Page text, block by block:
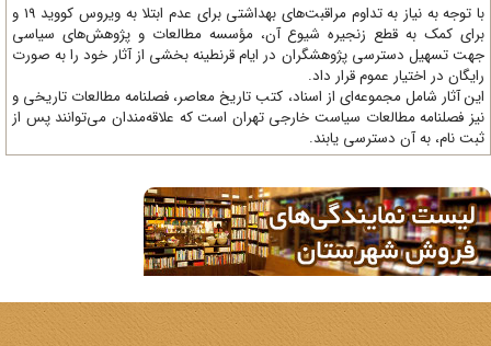
با توجه به نیاز به تداوم مراقبت‌های بهداشتی برای عدم ابتلا به ویروس کووید 19 و
کمک به قطع زنجیره شیوع آن، مؤسسه مطالعات و پژوهش‌های سیاسی
تسهیل دسترسی پژوهشگران در ایام قرنطینه بخشی از آثار خود را به صورت
در اختیار عموم قرار داد.
آثار شامل مجموعه‌ای از اسناد، کتب تاریخ معاصر، فصلنامه‌ مطالعات تاریخی و
فصلنامه مطالعات سیاست خارجی تهران است که علاقه‌مندان می‌توانند پس از
نام، به آن دسترسی یابند.